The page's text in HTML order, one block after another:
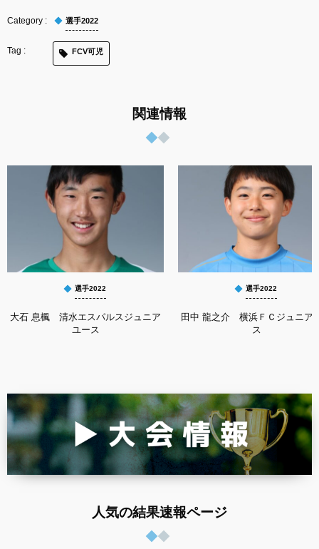
選手2022
FCV可児
関連情報
選手2022
大石 息楓 清水エスパルスジュニア
ユース
選手2022
田中 龍之介 横浜ＦＣジュニア
ス
人気の結果速報ページ